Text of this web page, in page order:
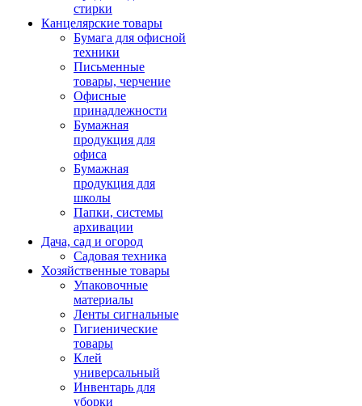
стирки
Канцелярские товары
Бумага для офисной
техники
Письменные
товары, черчение
Офисные
принадлежности
Бумажная
продукция для
офиса
Бумажная
продукция для
школы
Папки, системы
архивации
Дача, сад и огород
Садовая техника
Хозяйственные товары
Упаковочные
материалы
Ленты сигнальные
Гигиенические
товары
Клей
универсальный
Инвентарь для
уборки